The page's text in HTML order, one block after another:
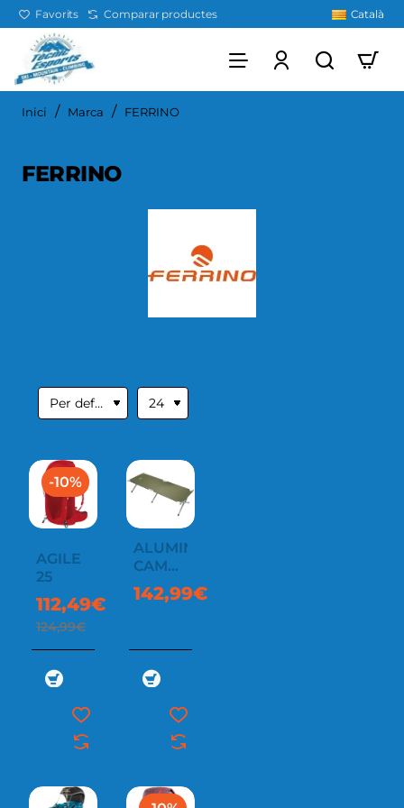
Favorits Comparar productes Català
Inici homeMarca FERRINO
FERRINO
-10%
AGILE
25
112,49€
124,99€
ALUMINIUM
CAMPING
COT
142,99€